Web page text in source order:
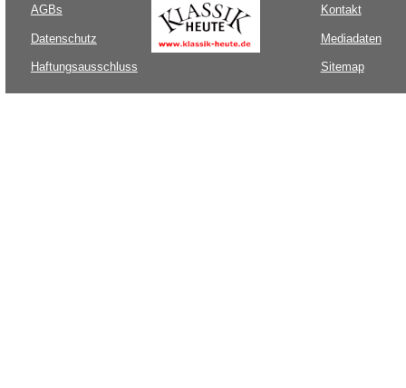
AGBs
Datenschutz
Haftungsausschluss
Kontakt
Mediadaten
Sitemap